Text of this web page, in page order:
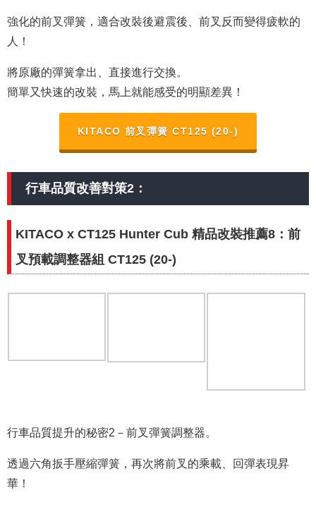
強化的前叉彈簧，適合改裝後避震後、前叉反而變得疲軟的
人！
將原廠的彈簧拿出、直接進行交換。
簡單又快速的改裝，馬上就能感受的明顯差異！
KITACO 前叉彈簧 CT125 (20-)
行車品質改善對策2：
KITACO x CT125 Hunter Cub 精品改裝推薦8：前
叉預載調整器組 CT125 (20-)
行車品質提升的秘密2－前叉彈簧調整器。
透過六角扳手壓縮彈簧，再次將前叉的乘載、回彈表現昇
華！